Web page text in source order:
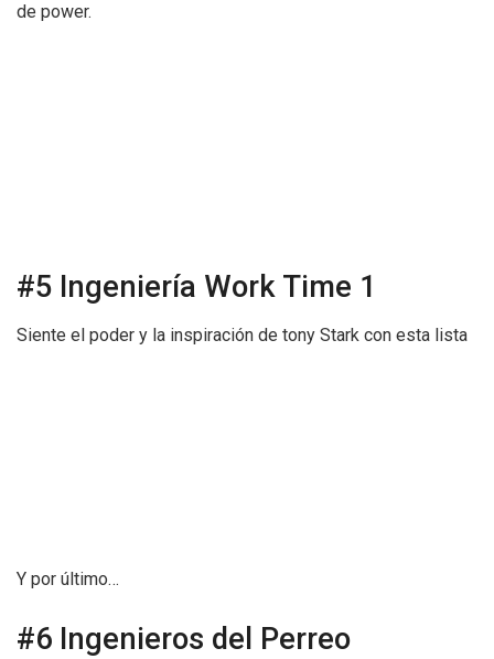
de power.
#5 Ingeniería Work Time 1
Siente el poder y la inspiración de tony Stark con esta lista
Y por último…
#6 Ingenieros del Perreo